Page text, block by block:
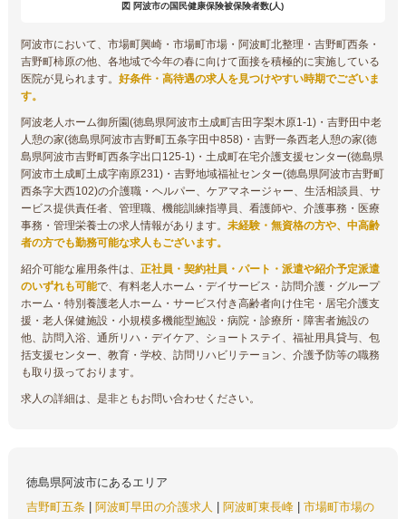
図 阿波市の国民健康保険被保険者数(人)
阿波市において、市場町興崎・市場町市場・阿波町北整理・吉野町西条・
吉野町柿原の他、各地域で今年の春に向けて面接を積極的に実施している
医院が見られます。 好条件・高待遇の求人を見つけやすい時期でございま
す。
阿波老人ホーム御所園(徳島県阿波市土成町吉田字梨木原1-1)・吉野田中老
人憩の家(徳島県阿波市吉野町五条字田中858)・吉野一条西老人憩の家(徳
島県阿波市吉野町西条字出口125-1)・土成町在宅介護支援センター(徳島県
阿波市土成町土成字南原231)・吉野地域福祉センター(徳島県阿波市吉野町
西条字大西102)の介護職・ヘルパー、ケアマネージャー、生活相談員、サ
ービス提供責任者、管理職、機能訓練指導員、看護師や、介護事務・医療
事務・管理栄養士の求人情報があります。 未経験・無資格の方や、中高齢
者の方でも勤務可能な求人もございます。
紹介可能な雇用条件は、 正社員・契約社員・パート・派遣や紹介予定派遣
のいずれも可能で、有料老人ホーム・デイサービス・訪問介護・グループ
ホーム・特別養護老人ホーム・サービス付き高齢者向け住宅・居宅介護支
援・老人保健施設・小規模多機能型施設・病院・診療所・障害者施設の
他、訪問入浴、通所リハ・デイケア、ショートステイ、福祉用具貸与、包
括支援センター、教育・学校、訪問リハビリテーョン、介護予防等の職務
も取り扱っております。
求人の詳細は、是非ともお問い合わせください。
徳島県阿波市にあるエリア
吉野町五条
阿波町早田の介護求人 阿波町東長峰
市場町市場の